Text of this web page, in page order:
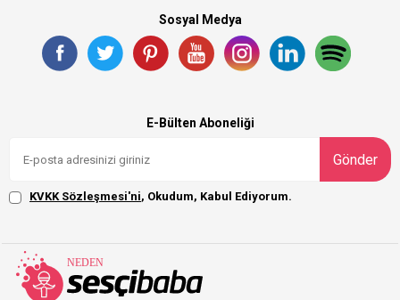
Sosyal Medya
E-Bülten Aboneliği
Gönder
KVKK Sözleşmesi'ni, Okudum, Kabul Ediyorum.